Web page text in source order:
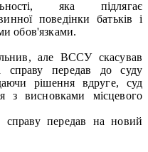
яка підлягає
поведінки батьків і
обов'язками.
але ВССУ скасував
справу передав до суду
рішення вдруге, суд
з висновками місцевого
справу передав на новий